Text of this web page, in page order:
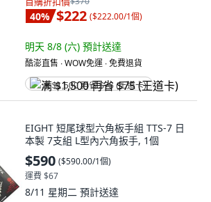
40% $222 ($222.00/1個)
明天 8/8 (六) 預計送達
酷澎直售 ∙ WOW免運 ∙ 免費退貨
满 $1,500 再省 $75 (王道卡)
EIGHT 短尾球型六角板手組 TTS-7 日
本製 7支組 L型內六角扳手, 1個
$590 ($590.00/1個)
運費 $67
8/11 星期二 預計送達